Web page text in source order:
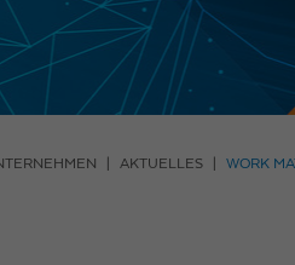
AKTUELLES WORK